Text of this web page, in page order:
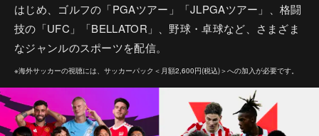
はじめ、ゴルフの「PGAツアー」「JLPGAツアー」、格闘
技の「UFC」「BELLATOR」、野球・卓球など、さまざま
なジャンルのスポーツを配信。
※海外サッカーの視聴には、サッカーパック＜月額2,600円(税込)＞への加入が必要です。